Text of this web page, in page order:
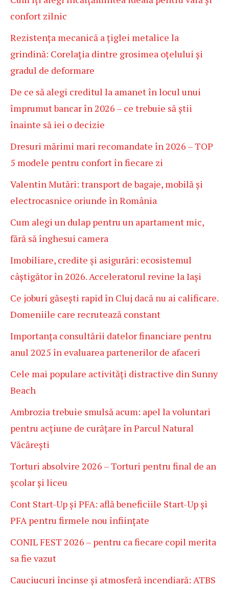
confort zilnic
Rezistența mecanică a țiglei metalice la
grindină: Corelația dintre grosimea oțelului și
gradul de deformare
De ce să alegi creditul la amanet în locul unui
împrumut bancar în 2026 – ce trebuie să știi
înainte să iei o decizie
Dresuri mărimi mari recomandate în 2026 – TOP
5 modele pentru confort în fiecare zi
Valentin Mutări: transport de bagaje, mobilă și
electrocasnice oriunde în România
Cum alegi un dulap pentru un apartament mic,
fără să înghesui camera
Imobiliare, credite și asigurări: ecosistemul
câștigător în 2026. Acceleratorul revine la Iași
Ce joburi găsești rapid în Cluj dacă nu ai calificare.
Domeniile care recrutează constant
Importanța consultării datelor financiare pentru
anul 2025 în evaluarea partenerilor de afaceri
Cele mai populare activități distractive din Sunny
Beach
Ambrozia trebuie smulsă acum: apel la voluntari
pentru acțiune de curățare în Parcul Natural
Văcărești
Torturi absolvire 2026 – Torturi pentru final de an
școlar și liceu
Cont Start-Up și PFA: află beneficiile Start-Up și
PFA pentru firmele nou înființate
CONIL FEST 2026 – pentru ca fiecare copil merita
sa fie vazut
Cauciucuri încinse și atmosferă incendiară: ATBS